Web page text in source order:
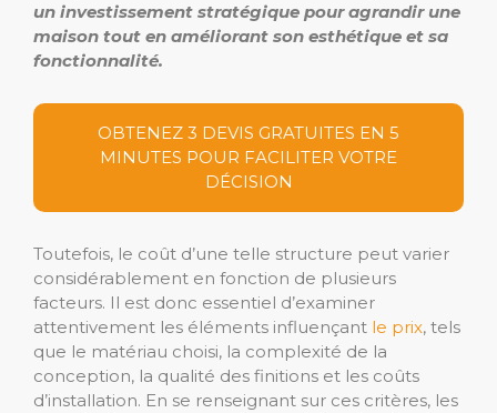
un investissement stratégique pour agrandir une
maison tout en améliorant son esthétique et sa
fonctionnalité.
OBTENEZ 3 DEVIS GRATUITES EN 5
MINUTES POUR FACILITER VOTRE
DÉCISION
Toutefois, le coût d’une telle structure peut varier
considérablement en fonction de plusieurs
facteurs. Il est donc essentiel d’examiner
attentivement les éléments influençant le prix, tels
que le matériau choisi, la complexité de la
conception, la qualité des finitions et les coûts
d’installation. En se renseignant sur ces critères, les